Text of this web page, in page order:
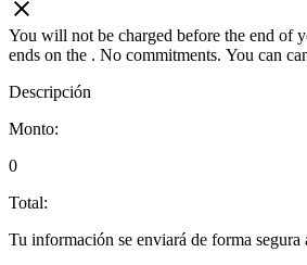
You will not be charged before the end of
ends on the . No commitments. You can
Descripción
Monto:
0
Total:
Tu información se enviará de forma segura